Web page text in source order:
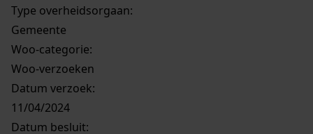
Type overheidsorgaan:
Gemeente
Woo-categorie:
Woo-verzoeken
Datum verzoek:
11/04/2024
Datum besluit: